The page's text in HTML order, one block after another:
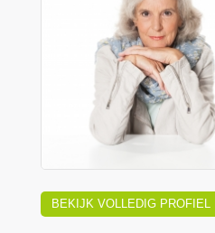
BEKIJK VOLLEDIG PROFIEL